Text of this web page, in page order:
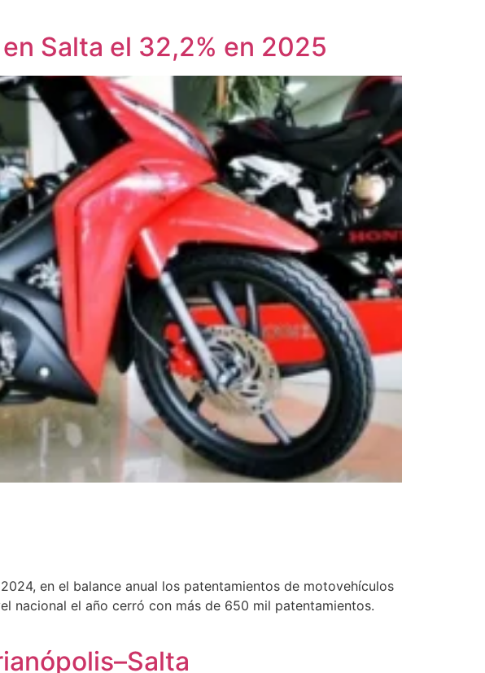
Salta el 32,2% en 2025
en el balance anual los patentamientos de motovehículos
nacional el año cerró con más de 650 mil patentamientos.